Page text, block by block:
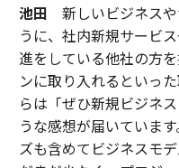
池田 新しいビジネス
うに、社内新規サービ
進をしている他社の方
ンに取り入れるといっ
らは「ぜひ新規ビジネ
うな感想が届いていま
ズも含めてビジネスモ